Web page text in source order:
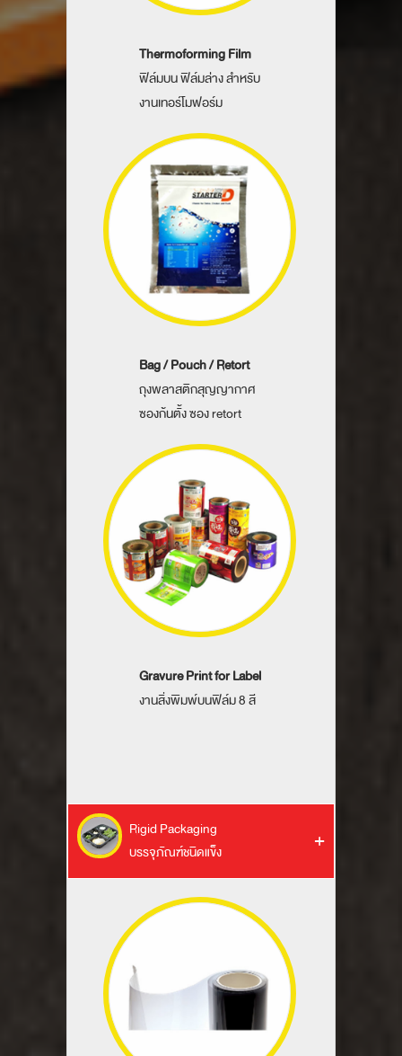
Thermoforming Film
ฟิล์มบน ฟิล์มล่าง สำหรับ
งานเทอร์โมฟอร์ม
Bag / Pouch / Retort
ถุงพลาสติกสุญญากาศ
ซองก้นตั้ง ซอง retort
Gravure Print for Label
งานสิ่งพิมพ์บนฟิล์ม 8 สี
Rigid Packaging
บรรจุภัณฑ์ชนิดแข็ง